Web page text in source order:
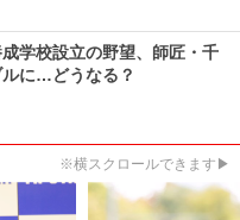
学校設立の野望、師匠・千
に…どうなる？
※横スクロールできます▶